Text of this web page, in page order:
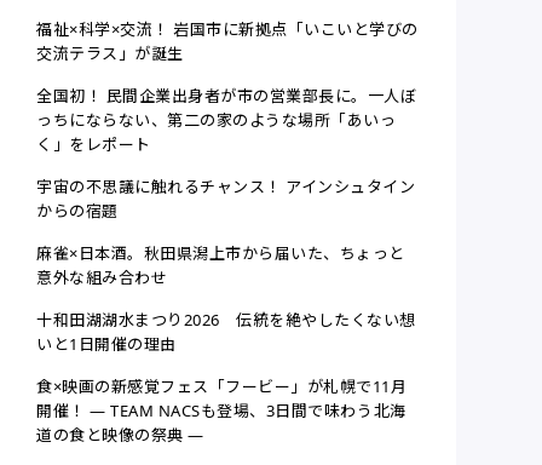
福祉×科学×交流！ 岩国市に新拠点「いこいと学びの
交流テラス」が誕生
全国初！ 民間企業出身者が市の営業部長に。一人ぼ
っちにならない、第二の家のような場所「あいっ
く」をレポート
宇宙の不思議に触れるチャンス！ アインシュタイン
からの宿題
麻雀×日本酒。秋田県潟上市から届いた、ちょっと
意外な組み合わせ
十和田湖湖水まつり2026 伝統を絶やしたくない想
いと1日開催の理由
食×映画の新感覚フェス「フービー」が札幌で11月
開催！ ― TEAM NACSも登場、3日間で味わう北海
道の食と映像の祭典 ―